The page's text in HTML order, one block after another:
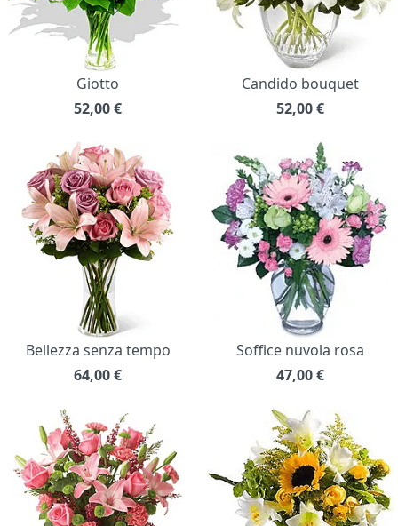
Giotto
52,00€
Candido bouquet
52,00€
Bellezza senza tempo
64,00€
Soffice nuvola rosa
47,00€